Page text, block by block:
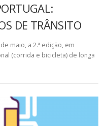
DE TRÂNSITO
maio, a 2.ª edição, em
(corrida e bicicleta) de longa